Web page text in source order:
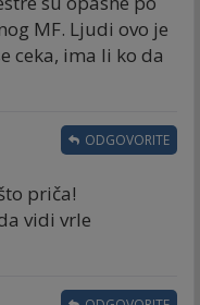
MF. Ljudi ovo je
ceka, ima li ko da
priča!
vidi vrle
ODGOVORITE